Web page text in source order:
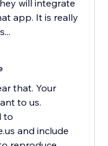
will integrate
app. It is really
that. Your
to us.
to
and include